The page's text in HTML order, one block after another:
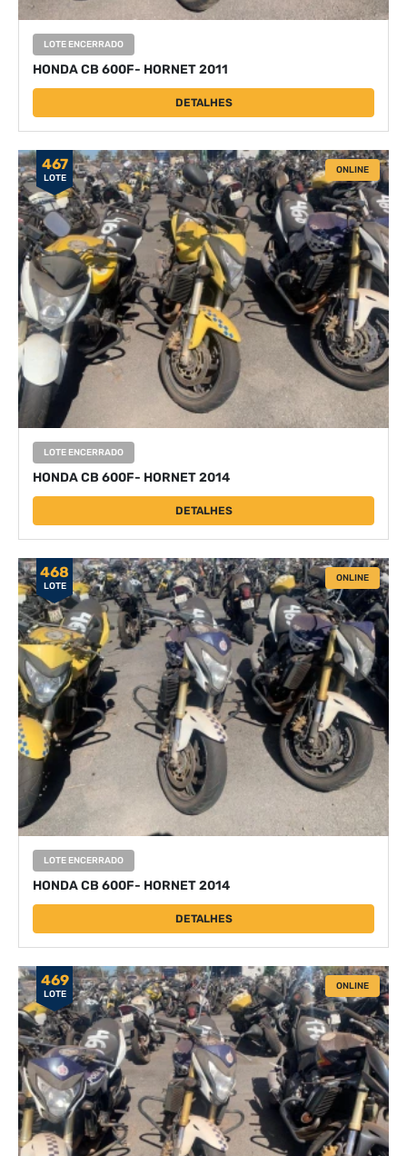
LOTE ENCERRADO
HONDA CB 600F- HORNET 2011
DETALHES
467
LOTE
ONLINE
LOTE ENCERRADO
HONDA CB 600F- HORNET 2014
DETALHES
468
LOTE
ONLINE
LOTE ENCERRADO
HONDA CB 600F- HORNET 2014
DETALHES
469
LOTE
ONLINE